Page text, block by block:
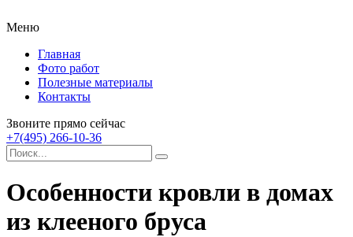
Меню
Главная
Фото работ
Полезные материалы
Контакты
Звоните прямо сейчас
+7(495) 266-10-36
Особенности кровли в домах
из клееного бруса